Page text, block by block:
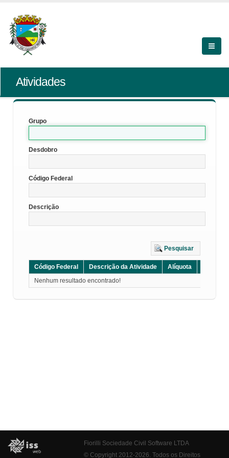
Atividades
Grupo
Desdobro
Código Federal
Descrição
Pesquisar
Código Federal Descrição da Atividade Alíquota
Nenhum resultado encontrado!
Fiorilli Sociedade Civil Software LTDA
© Copyright 2012-2026. Todos os Direitos